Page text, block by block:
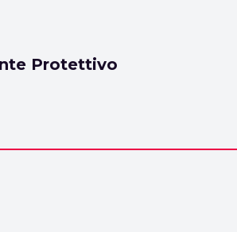
Protettivo